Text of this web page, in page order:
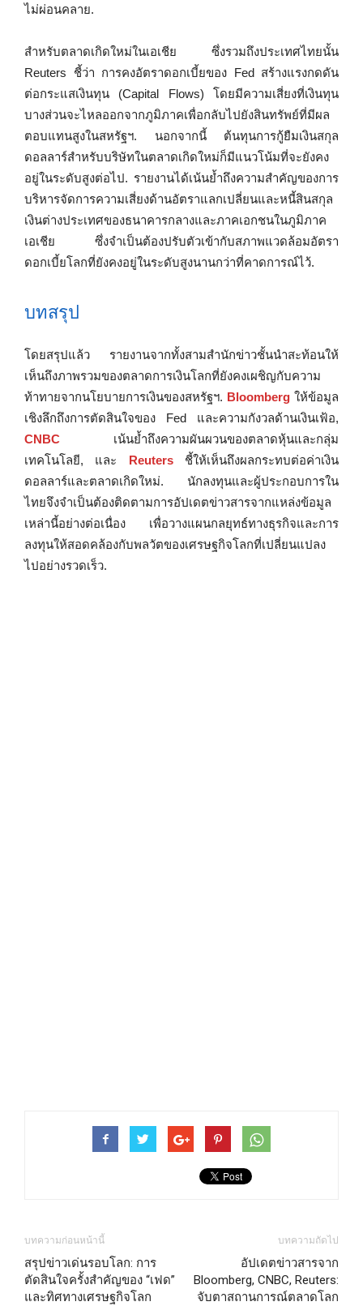
ไม่ผ่อนคลาย.
สำหรับตลาดเกิดใหม่ในเอเชีย ซึ่งรวมถึงประเทศไทยนั้น
Reuters ชี้ว่า การคงอัตราดอกเบี้ยของ Fed สร้างแรงกดดัน
ต่อกระแสเงินทุน (Capital Flows) โดยมีความเสี่ยงที่เงินทุน
บางส่วนจะไหลออกจากภูมิภาคเพื่อกลับไปยังสินทรัพย์ที่มีผล
ตอบแทนสูงในสหรัฐฯ. นอกจากนี้ ต้นทุนการกู้ยืมเงินสกุล
ดอลลาร์สำหรับบริษัทในตลาดเกิดใหม่ก็มีแนวโน้มที่จะยังคง
อยู่ในระดับสูงต่อไป. รายงานได้เน้นย้ำถึงความสำคัญของการ
บริหารจัดการความเสี่ยงด้านอัตราแลกเปลี่ยนและหนี้สินสกุล
เงินต่างประเทศของธนาคารกลางและภาคเอกชนในภูมิภาค
เอเชีย ซึ่งจำเป็นต้องปรับตัวเข้ากับสภาพแวดล้อมอัตรา
ดอกเบี้ยโลกที่ยังคงอยู่ในระดับสูงนานกว่าที่คาดการณ์ไว้.
บทสรุป
โดยสรุปแล้ว รายงานจากทั้งสามสำนักข่าวชั้นนำสะท้อนให้
เห็นถึงภาพรวมของตลาดการเงินโลกที่ยังคงเผชิญกับความ
ท้าทายจากนโยบายการเงินของสหรัฐฯ. Bloomberg ให้ข้อมูล
เชิงลึกถึงการตัดสินใจของ Fed และความกังวลด้านเงินเฟ้อ,
CNBC เน้นย้ำถึงความผันผวนของตลาดหุ้นและกลุ่ม
เทคโนโลยี, และ Reutersชี้ให้เห็นถึงผลกระทบต่อค่าเงิน
ดอลลาร์และตลาดเกิดใหม่. นักลงทุนและผู้ประกอบการใน
ไทยจึงจำเป็นต้องติดตามการอัปเดตข่าวสารจากแหล่งข้อมูล
เหล่านี้อย่างต่อเนื่อง เพื่อวางแผนกลยุทธ์ทางธุรกิจและการ
ลงทุนให้สอดคล้องกับพลวัตของเศรษฐกิจโลกที่เปลี่ยนแปลง
ไปอย่างรวดเร็ว.
บทความก่อนหน้านี้
สรุปข่าวเด่นรอบโลก: การ
ตัดสินใจครั้งสำคัญของ “เฟด”
และทิศทางเศรษฐกิจโลก
บทความถัดไป
อัปเดตข่าวสารจาก
Bloomberg, CNBC, Reuters:
จับตาสถานการณ์ตลาดโลก